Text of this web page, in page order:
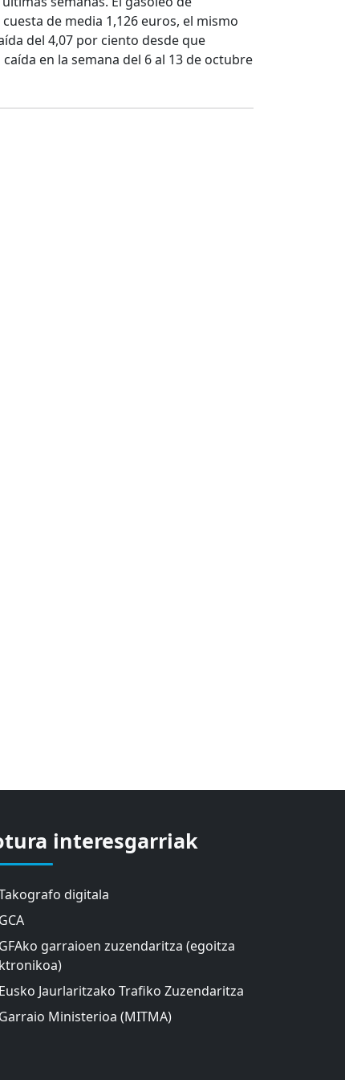
de media 1,126 euros, el mismo
del 4,07 por ciento desde que
en la semana del 6 al 13 de octubre
interesgarriak
digitala
GCA
GFAko garraioen zuzendaritza (egoitza
Eusko Jaurlaritzako Trafiko Zuzendaritza
Garraio Ministerioa (MITMA)